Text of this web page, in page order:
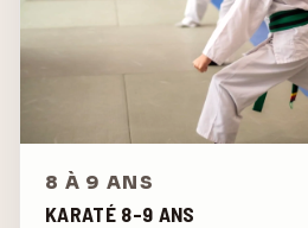
8 À 9 ANS
KARATÉ 8-9 ANS